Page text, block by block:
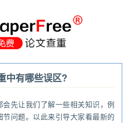
中有哪些误区?
先让我们了解一些相关知识，例
问题。以此来引导大家看最新的